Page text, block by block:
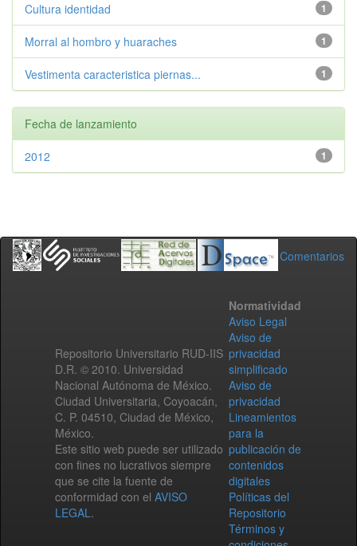
1
Cultura identidad
1
Morral al hombro y huaraches
1
Vestimenta caracteristica piernas...
Fecha de lanzamiento
1
2012
Comentarios
Repositorio Universitario RUD-IIS
D.R. © 2010. Universidad
Nacional Autónoma de México.
Ciudad Universitaria, Coyoacán,
C. P. 04510, Ciudad de México,
México.
Este sitio web puede ser utilizado
con fines no lucrativos siempre
que se cite la fuente de
conformidad con el AVISO
LEGAL.
Normatividad
Aviso Legal
Aviso de
privacidad
simplificado
Aviso de
privacidad
Lineamientos
para la
publicación de
contenidos
digitales
Políticas del
Repositorio
Términos y